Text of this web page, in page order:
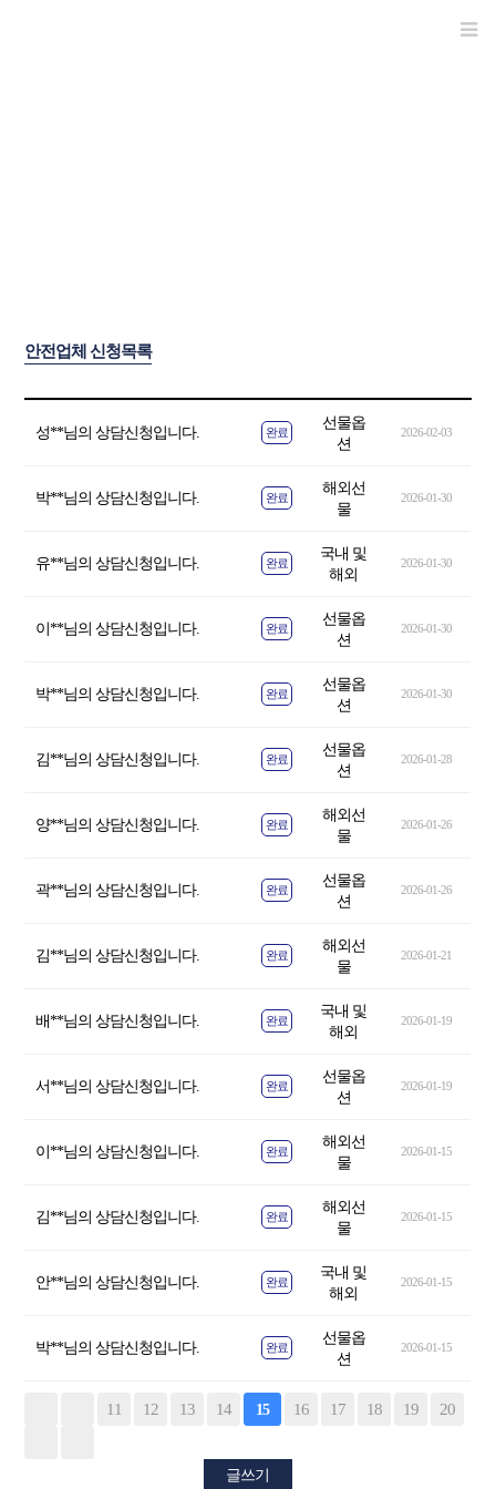
안전업체 신청목록
성**님의 상담신청입니다. 완료
선물옵
션
2026-02-03
박**님의 상담신청입니다. 완료
해외선
물
2026-01-30
유**님의 상담신청입니다. 완료
국내 및
해외
2026-01-30
이**님의 상담신청입니다. 완료
선물옵
션
2026-01-30
박**님의 상담신청입니다. 완료
선물옵
션
2026-01-30
김**님의 상담신청입니다. 완료
선물옵
션
2026-01-28
양**님의 상담신청입니다. 완료
해외선
물
2026-01-26
곽**님의 상담신청입니다. 완료
선물옵
션
2026-01-26
김**님의 상담신청입니다. 완료
해외선
물
2026-01-21
배**님의 상담신청입니다. 완료
국내 및
해외
2026-01-19
서**님의 상담신청입니다. 완료
선물옵
션
2026-01-19
이**님의 상담신청입니다. 완료
해외선
물
2026-01-15
김**님의 상담신청입니다. 완료
해외선
물
2026-01-15
안**님의 상담신청입니다. 완료
국내 및
해외
2026-01-15
박**님의 상담신청입니다. 완료
선물옵
션
2026-01-15
11 12 13 14 15 16 17 18 19 20
글쓰기